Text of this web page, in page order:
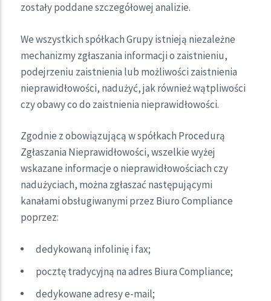
zostały poddane szczegółowej analizie.
We wszystkich spółkach Grupy istnieją niezależne
mechanizmy zgłaszania informacji o zaistnieniu,
podejrzeniu zaistnienia lub możliwości zaistnienia
nieprawidłowości, nadużyć, jak również wątpliwości
czy obawy co do zaistnienia nieprawidłowości.
Zgodnie z obowiązującą w spółkach Procedurą
Zgłaszania Nieprawidłowości, wszelkie wyżej
wskazane informacje o nieprawidłowościach czy
nadużyciach, można zgłaszać następującymi
kanałami obsługiwanymi przez Biuro Compliance
poprzez:
dedykowaną infolinię i fax;
pocztę tradycyjną na adres Biura Compliance;
dedykowane adresy e-mail;